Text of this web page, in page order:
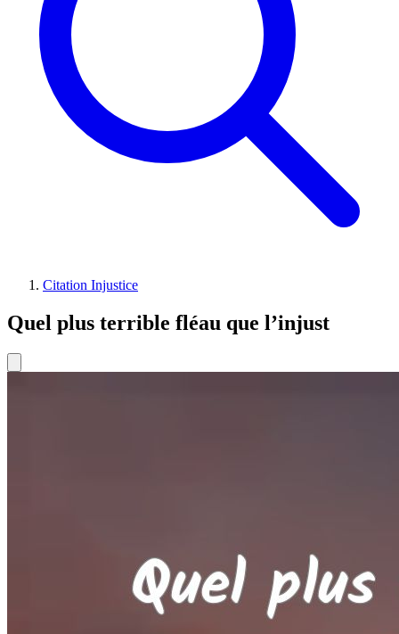
Citation Injustice
Quel plus terrible fléau que l’injust